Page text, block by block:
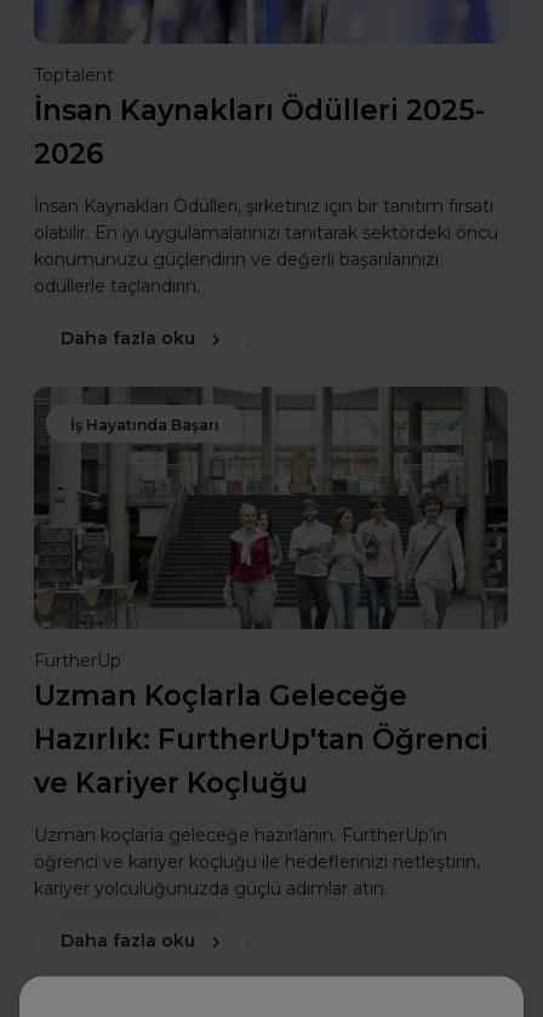
Toptalent
İnsan Kaynakları Ödülleri 2025-
2026
İnsan Kaynakları Ödülleri, şirketiniz için bir tanıtım fırsatı
olabilir. En iyi uygulamalarınızı tanıtarak sektördeki öncü
konumunuzu güçlendirin ve değerli başarılarınızı
ödüllerle taçlandırın.
Daha fazla oku
İş Hayatında Başarı
FurtherUp
Uzman Koçlarla Geleceğe
Hazırlık: FurtherUp'tan Öğrenci
ve Kariyer Koçluğu
Uzman koçlarla geleceğe hazırlanın. FurtherUp’ın
öğrenci ve kariyer koçluğu ile hedeflerinizi netleştirin,
kariyer yolculuğunuzda güçlü adımlar atın.
Daha fazla oku